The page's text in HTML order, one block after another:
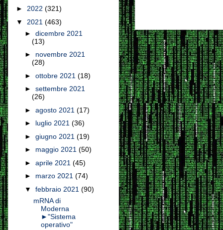
► 2022 (321)
▼ 2021 (463)
► dicembre 2021
(13)
► novembre 2021
(28)
► ottobre 2021 (18)
► settembre 2021
(26)
► agosto 2021 (17)
► luglio 2021 (36)
► giugno 2021 (19)
► maggio 2021 (50)
► aprile 2021 (45)
► marzo 2021 (74)
▼ febbraio 2021 (90)
mRNA di
Moderna
►"Sistema
operativo"